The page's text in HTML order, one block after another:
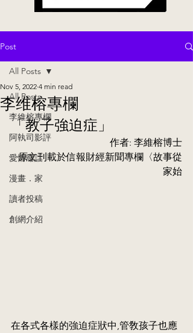
Post
All Posts
李維榕專欄
阿執司影評
愛情廢話
漫畫．家
讀者投稿
創網介紹
All Posts
李维榕專欄
Nov 5, 2022 4 min read
「教子強迫症」
作者: 李維榕博士
原文刊載於信報財經新聞專欄〈故事從
家始
在各式各樣的強迫症狀中,管敎孩子也應